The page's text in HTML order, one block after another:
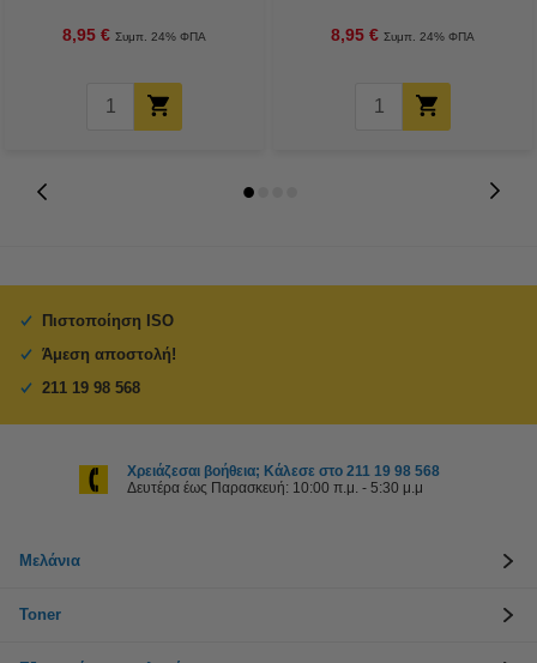
8,95 € Συμπ. 24% ΦΠΑ 8,95 € Συμπ. 24% ΦΠΑ
Πιστοποίηση ISO
Άμεση αποστολή!
211 19 98 568
Χρειάζεσαι βοήθεια; Κάλεσε στο 211 19 98 568
Δευτέρα έως Παρασκευή: 10:00 π.μ. - 5:30 μ.μ
Μελάνια
Toner